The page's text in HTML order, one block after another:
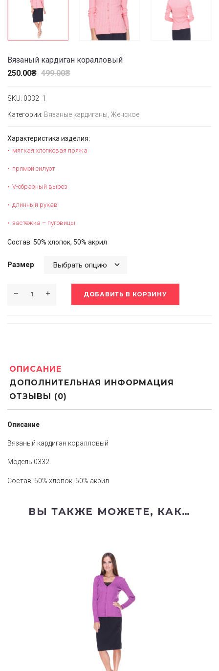
Вязаный кардиган коралловый
250.00₴ 499.00₴
SKU: 0332_1
Категории: Вязаные кардиганы, Женское
Характеристика изделия:
мягкая хлопковая пряжа
прямой силуэт
V-образный вырез
длинный рукав
застежка – пуговицы
Состав: 50% хлопок, 50% акрил
Размер
ДОБАВИТЬ В КОРЗИНУ
ОПИСАНИЕ
ДОПОЛНИТЕЛЬНАЯ ИНФОРМАЦИЯ
ОТЗЫВЫ (0)
Описание
Вязаный кардиган коралловый
Модель 0332
Состав: 50% хлопок, 50% акрил
ВЫ ТАКЖЕ МОЖЕТЕ, КАК…